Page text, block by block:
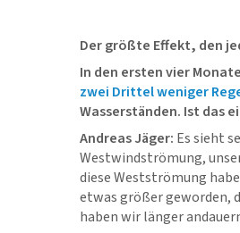
Der größte Effekt, den
In den ersten vier
zwei Drittel weniger
Wasserständen. Ist das
Andreas Jäger: Es sieht
Westwindströmung,
diese Westströmung
etwas größer geworden,
haben wir länger